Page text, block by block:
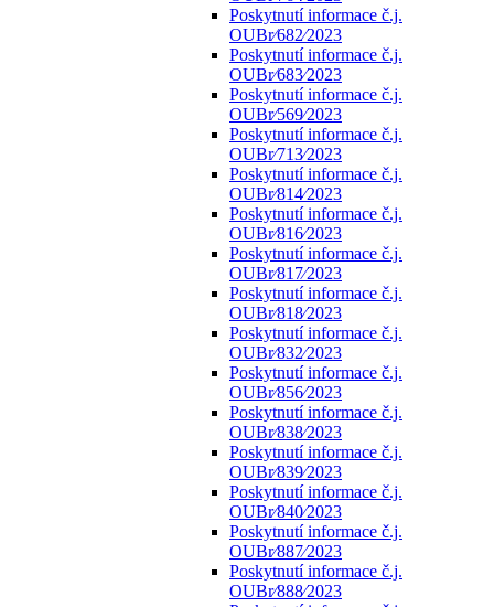
Poskytnutí informace č.j.
OUBr⁄682⁄2023
Poskytnutí informace č.j.
OUBr⁄683⁄2023
Poskytnutí informace č.j.
OUBr⁄569⁄2023
Poskytnutí informace č.j.
OUBr⁄713⁄2023
Poskytnutí informace č.j.
OUBr⁄814⁄2023
Poskytnutí informace č.j.
OUBr⁄816⁄2023
Poskytnutí informace č.j.
OUBr⁄817⁄2023
Poskytnutí informace č.j.
OUBr⁄818⁄2023
Poskytnutí informace č.j.
OUBr⁄832⁄2023
Poskytnutí informace č.j.
OUBr⁄856⁄2023
Poskytnutí informace č.j.
OUBr⁄838⁄2023
Poskytnutí informace č.j.
OUBr⁄839⁄2023
Poskytnutí informace č.j.
OUBr⁄840⁄2023
Poskytnutí informace č.j.
OUBr⁄887⁄2023
Poskytnutí informace č.j.
OUBr⁄888⁄2023